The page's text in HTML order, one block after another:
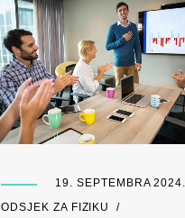
19. SEPTEMBRA 2024.
ODSJEK ZA FIZIKU